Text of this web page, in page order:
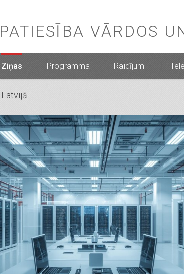
PATIESĪBA VĀRDOS
Ziņas Programma Raidījumi
Latvijā